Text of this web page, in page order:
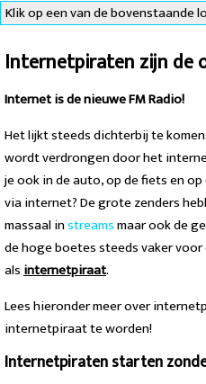
Klik op een van de
Internetpiraten zijn de
Internet is de nieuwe FM Radio!
Het lijkt steeds dichterbij te
wordt verdrongen door het
je ook in de auto, op de fiets en
via internet? De grote zenders
massaal instreamsmaar ook de
de hoge boetes steeds vaker
alsinternetpiraat.
Lees hieronder meer over
internetpiraat te worden!
Internetpiraten starten